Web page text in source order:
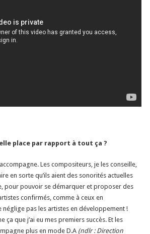
place par rapport à tout ça ?
Les compositeurs, je les conseille,
en sorte qu’ils aient des sonorités actuelles
pour pouvoir se démarquer et proposer des
confirmés, comme à ceux en
néglige pas les artistes en développement !
ça que j’ai eu mes premiers succès. Et les
plus en mode D.A (ndlr : Direction